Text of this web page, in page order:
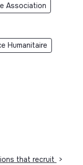
Association
Humanitaire
that recruit
>